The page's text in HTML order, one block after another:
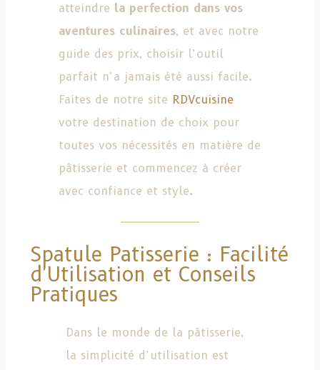
atteindre la perfection dans vos
aventures culinaires, et avec notre
guide des prix, choisir l’outil
parfait n’a jamais été aussi facile.
Faites de notre site RDVcuisine
votre destination de choix pour
toutes vos nécessités en matière de
pâtisserie et commencez à créer
avec confiance et style.
Spatule Patisserie : Facilité
d'Utilisation et Conseils
Pratiques
Dans le monde de la pâtisserie,
la simplicité d’utilisation est